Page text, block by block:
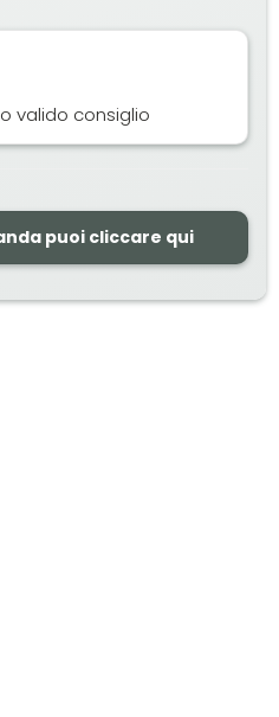
valido consiglio
puoi cliccare qui